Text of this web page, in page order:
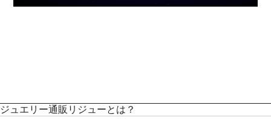
ジュエリー通販リジューとは？